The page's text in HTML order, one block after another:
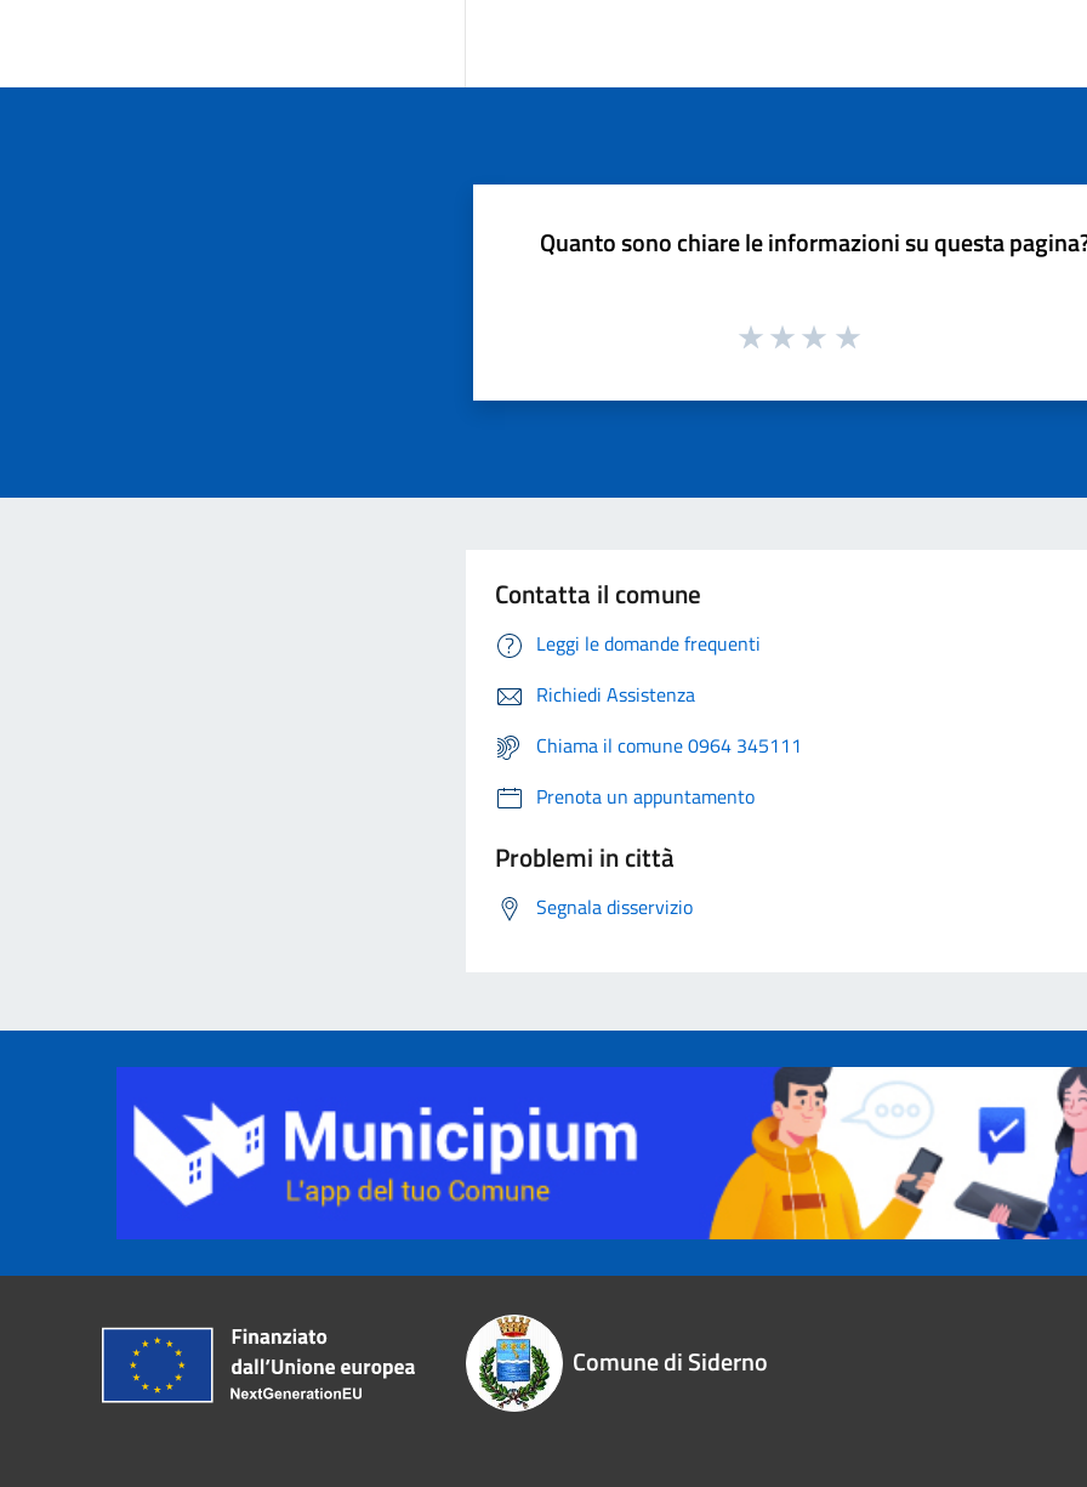
Quanto sono chiare le informazioni su questa
Contatta il comune
Leggi le domande frequenti
Richiedi Assistenza
Chiama il comune 0964 345111
Prenota un appuntamento
Problemi in città
Segnala disservizio
Comune di Siderno